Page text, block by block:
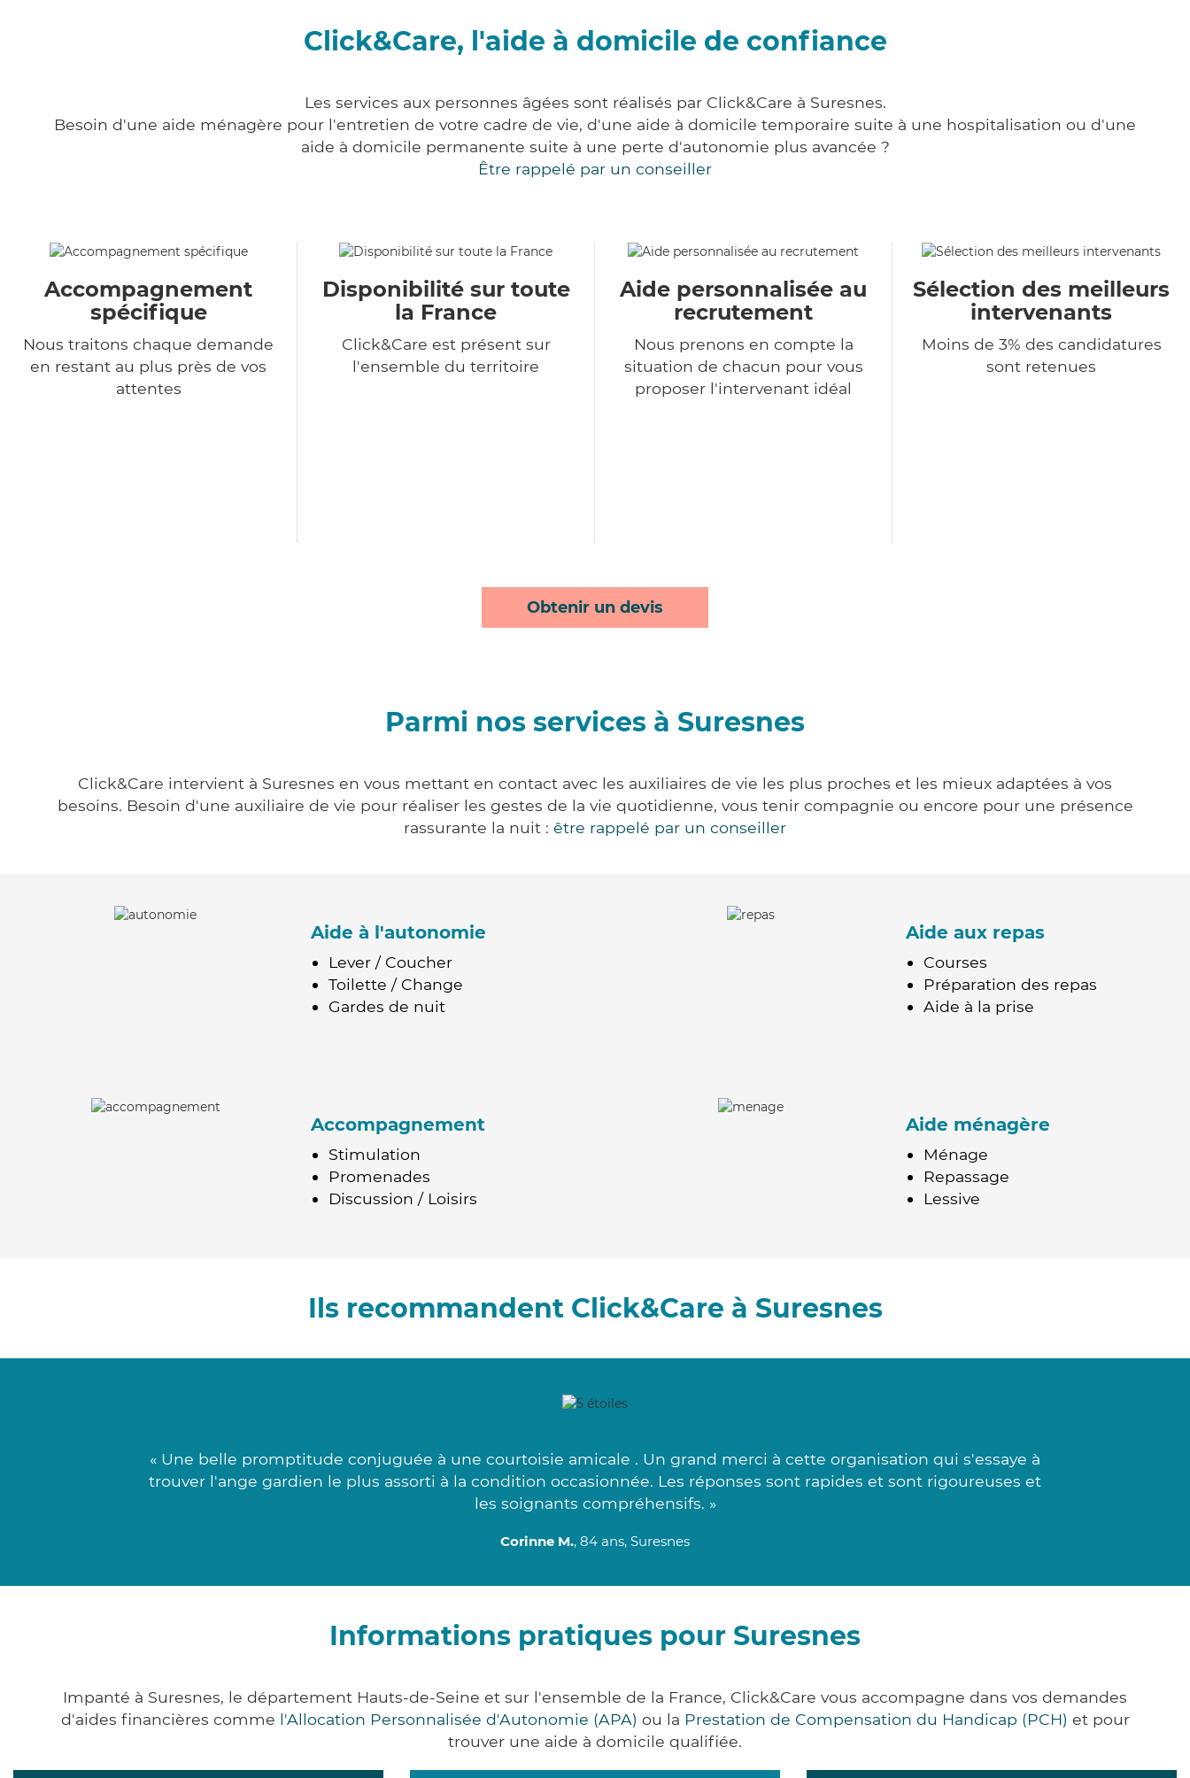
Click&Care, l'aide à domicile de confiance
Les services aux personnes âgées sont réalisés par Click&Care à Suresnes.
Besoin d'une aide ménagère pour l'entretien de votre cadre de vie, d'une aide à domicile temporaire suite à une hospitalisation ou d'une
aide à domicile permanente suite à une perte d'autonomie plus avancée ?
Être rappelé par un conseiller
Accompagnement
spécifique
Nous traitons chaque demande
en restant au plus près de vos
attentes
Disponibilité sur toute
la France
Click&Care est présent sur
l'ensemble du territoire
Aide personnalisée au
recrutement
Nous prenons en compte la
situation de chacun pour vous
proposer l'intervenant idéal
Sélection des meilleurs
intervenants
Moins de 3% des candidatures
sont retenues
Obtenir un devis
Parmi nos services à Suresnes
Click&Care intervient à Suresnes en vous mettant en contact avec les auxiliaires de vie les plus proches et les mieux adaptées à vos
besoins. Besoin d'une auxiliaire de vie pour réaliser les gestes de la vie quotidienne, vous tenir compagnie ou encore pour une présence
rassurante la nuit : être rappelé par un conseiller
Aide à l'autonomie
Lever / Coucher
Toilette / Change
Gardes de nuit
Aide aux repas
Courses
Préparation des repas
Aide à la prise
Accompagnement
Stimulation
Promenades
Discussion / Loisirs
Aide ménagère
Ménage
Repassage
Lessive
Ils recommandent Click&Care à Suresnes
« Une belle promptitude conjuguée à une courtoisie amicale . Un grand merci à cette organisation qui s'essaye à
trouver l'ange gardien le plus assorti à la condition occasionnée. Les réponses sont rapides et sont rigoureuses et
les soignants compréhensifs. »
Corinne M., 84 ans, Suresnes
Informations pratiques pour Suresnes
Impanté à Suresnes, le département Hauts-de-Seine et sur l'ensemble de la France, Click&Care vous accompagne dans vos demandes
d'aides financières comme l'Allocation Personnalisée d'Autonomie (APA) ou la Prestation de Compensation du Handicap (PCH) et pour
trouver une aide à domicile qualifiée.